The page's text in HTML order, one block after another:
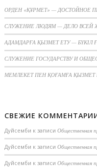
ОРДЕН «ҚҰРМЕТ» — ДОСТОЙНОЕ
СЛУЖЕНИЕ ЛЮДЯМ — ДЕЛО ВСЕЙ
АДАМДАРҒА ҚЫЗМЕТ ЕТУ — БҮКІЛ
СЛУЖЕНИЕ ГОСУДАРСТВУ И
МЕМЛЕКЕТ ПЕН ҚОҒАМҒА ҚЫЗМЕТ
СВЕЖИЕ
Дуйсемби к записи Общественная
Дуйсемби к записи Общественная
Дуйсемби к записи Общественная